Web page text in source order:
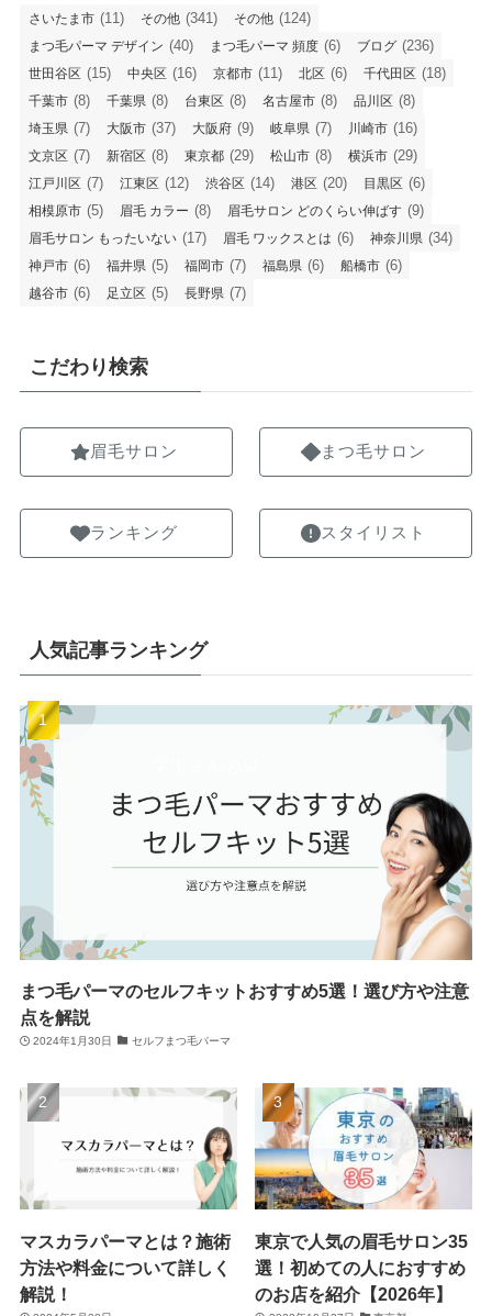
さいたま市 (11) その他 (341) その他 (124)
まつ毛パーマ デザイン (40) まつ毛パーマ 頻度 (6) ブログ (236)
世田谷区 (15) 中央区 (16) 京都市 (11) 北区 (6) 千代田区 (18)
千葉市 (8) 千葉県 (8) 台東区 (8) 名古屋市 (8) 品川区 (8)
埼玉県 (7) 大阪市 (37) 大阪府 (9) 岐阜県 (7) 川崎市 (16)
文京区 (7) 新宿区 (8) 東京都 (29) 松山市 (8) 横浜市 (29)
江戸川区 (7) 江東区 (12) 渋谷区 (14) 港区 (20) 目黒区 (6)
相模原市 (5) 眉毛 カラー (8) 眉毛サロン どのくらい伸ばす (9)
眉毛サロン もったいない (17) 眉毛 ワックスとは (6) 神奈川県 (34)
神戸市 (6) 福井県 (5) 福岡市 (7) 福島県 (6) 船橋市 (6)
越谷市 (6) 足立区 (5) 長野県 (7)
こだわり検索
眉毛サロン
ランキング
まつ毛サロン
スタイリスト
人気記事ランキング
まつ毛パーマのセルフキットおすすめ5選！選び方や注意
点を解説
2024年1月30日 セルフまつ毛パーマ
マスカラパーマとは？施術
方法や料金について詳しく
解説！
東京で人気の眉毛サロン35
選！初めての人におすすめ
のお店を紹介【2026年】